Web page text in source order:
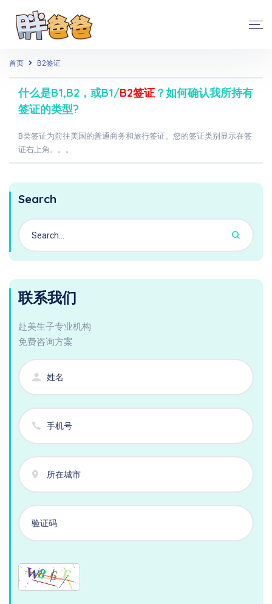
首页 B2签证
什么是B1,B2，或B1/B2签证 ？如何确认我所持有
签证的类型?
B类签证为前往美国的普通商务和旅行签证。您的签证类别显示在签
证右上角。。。
Search
联系我们
赴美生子专业机构
免费咨询方案